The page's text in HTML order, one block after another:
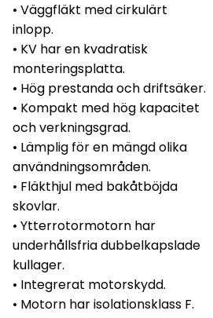
• Väggfläkt med cirkulärt
inlopp.
• KV har en kvadratisk
monteringsplatta.
• Hög prestanda och driftsäker.
• Kompakt med hög kapacitet
och verkningsgrad.
• Lämplig för en mängd olika
användningsområden.
• Fläkthjul med bakåtböjda
skovlar.
• Ytterrotormotorn har
underhållsfria dubbelkapslade
kullager.
• Integrerat motorskydd.
• Motorn har isolationsklass F.